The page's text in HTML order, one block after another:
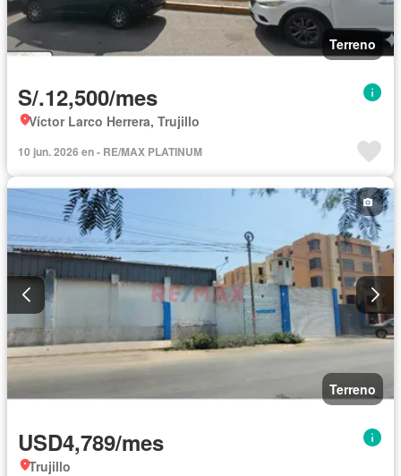
Terreno
S/.12,500/mes
Víctor Larco Herrera, Trujillo
10 jun. 2026 en - RE/MAX PLATINUM
Terreno
USD4,789/mes
Trujillo